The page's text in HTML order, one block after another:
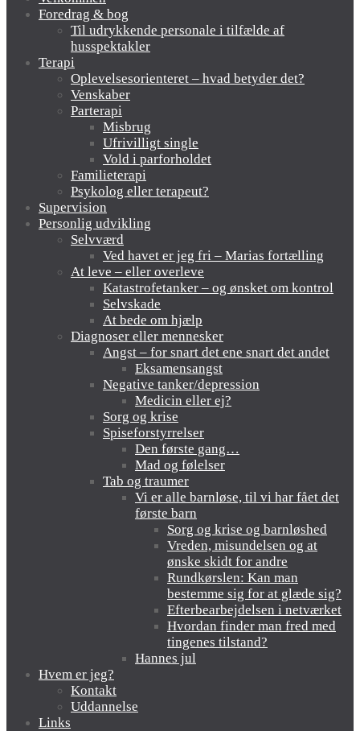
Foredrag & bog
Til udrykkende personale i tilfælde af
husspektakler
Terapi
Oplevelsesorienteret – hvad betyder det?
Venskaber
Parterapi
Misbrug
Ufrivilligt single
Vold i parforholdet
Familieterapi
Psykolog eller terapeut?
Supervision
Personlig udvikling
Selvværd
Ved havet er jeg fri – Marias fortælling
At leve – eller overleve
Katastrofetanker – og ønsket om kontrol
Selvskade
At bede om hjælp
Diagnoser eller mennesker
Angst – for snart det ene snart det andet
Eksamensangst
Negative tanker/depression
Medicin eller ej?
Sorg og krise
Spiseforstyrrelser
Den første gang…
Mad og følelser
Tab og traumer
Vi er alle barnløse, til vi har fået det
første barn
Sorg og krise og barnløshed
Vreden, misundelsen og at
ønske skidt for andre
Rundkørslen: Kan man
bestemme sig for at glæde sig?
Efterbearbejdelsen i netværket
Hvordan finder man fred med
tingenes tilstand?
Hannes jul
Hvem er jeg?
Kontakt
Uddannelse
Links